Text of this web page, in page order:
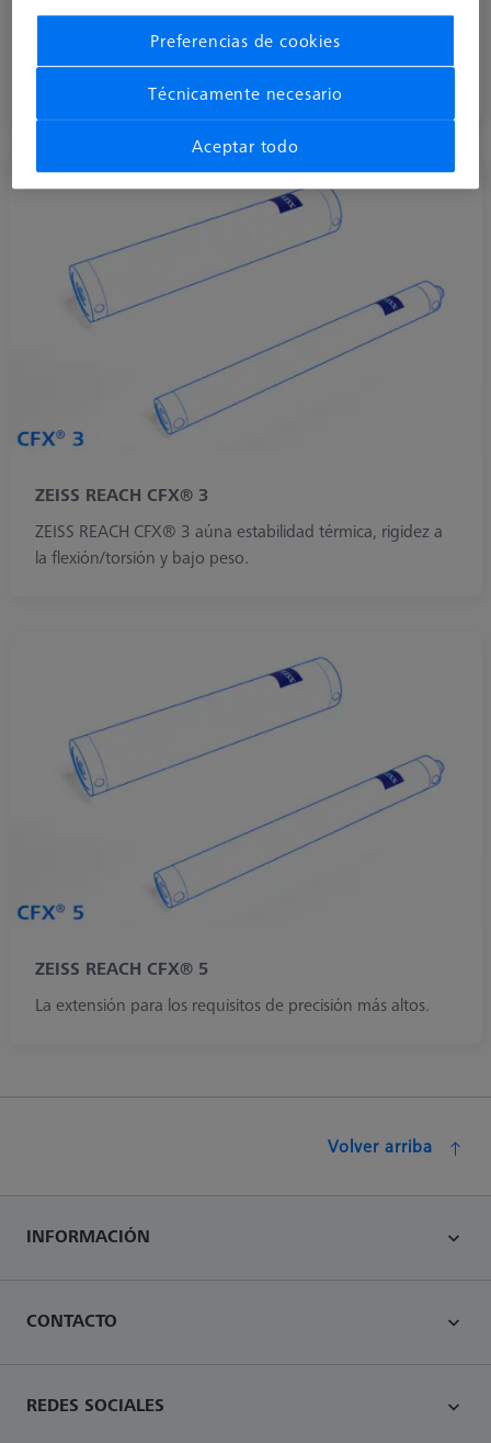
ZEISS REACH CFX® 1
precio - mejor rendimiento.
ZEISS REACH CFX® 3
ZEISS REACH CFX® 3 aúna estabilidad térmica, rigidez a
la flexión/torsión y bajo peso.
ZEISS REACH CFX® 5
La extensión para los requisitos de precisión más altos.
Volver arriba
INFORMACIÓN
CONTACTO
REDES SOCIALES
Preferencias de cookies
Técnicamente necesario
Aceptar todo